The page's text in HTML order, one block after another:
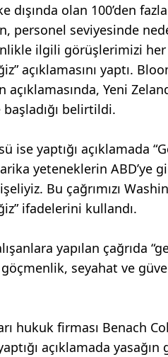
dışında olan 100’den fazla
personel seviyesinde
ilgili görüşlerimizi
açıklamasını yaptı.
açıklamasında, Yeni
belirtildi.
ise yaptığı açıklamada
yeteneklerin ABD’ye
Bu çağrımızı
ifadelerini kullandı.
yapılan çağrıda
seyahat ve
hukuk firması Benach
açıklamada